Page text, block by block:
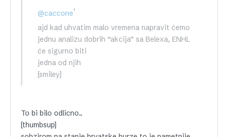
@caccone
,
ajd kad uhvatim malo vremena napravit ćemo
jednu analizu dobrih “akcija” sa Belexa, ENHL
će sigurno biti
jedna od njih
[smiley]
To bi bilo odlicno..
[thumbsup]